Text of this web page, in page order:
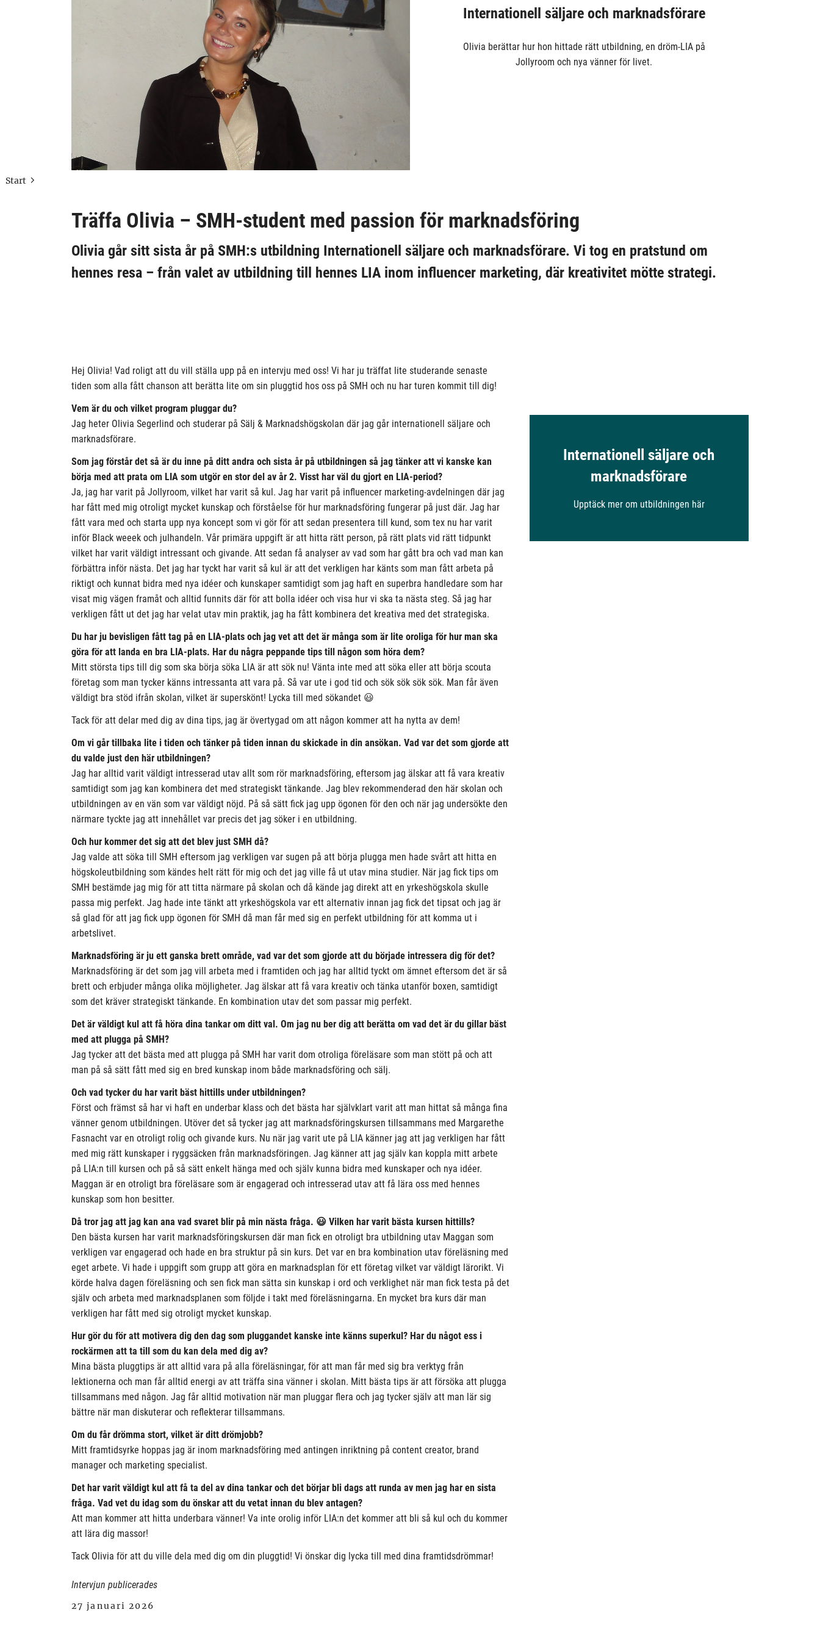
Start
Internationell säljare och marknadsförare
Olivia berättar hur hon hittade rätt utbildning, en dröm-LIA på
Jollyroom och nya vänner för livet.
Träffa Olivia – SMH-student med passion för marknadsföring
Olivia går sitt sista år på SMH:s utbildning Internationell säljare och marknadsförare. Vi tog en pratstund om
hennes resa – från valet av utbildning till hennes LIA inom influencer marketing, där kreativitet mötte strategi.
Hej Olivia! Vad roligt att du vill ställa upp på en intervju med oss! Vi har ju träffat lite studerande senaste
tiden som alla fått chanson att berätta lite om sin pluggtid hos oss på SMH och nu har turen kommit till dig!
Vem är du och vilket program pluggar du?
Jag heter Olivia Segerlind och studerar på Sälj & Marknadshögskolan där jag går internationell säljare och
marknadsförare.
Som jag förstår det så är du inne på ditt andra och sista år på utbildningen så jag tänker att vi kanske kan
börja med att prata om LIA som utgör en stor del av år 2. Visst har väl du gjort en LIA-period?
Ja, jag har varit på Jollyroom, vilket har varit så kul. Jag har varit på influencer marketing-avdelningen där jag
har fått med mig otroligt mycket kunskap och förståelse för hur marknadsföring fungerar på just där. Jag har
fått vara med och starta upp nya koncept som vi gör för att sedan presentera till kund, som tex nu har varit
inför Black weeek och julhandeln. Vår primära uppgift är att hitta rätt person, på rätt plats vid rätt tidpunkt
vilket har varit väldigt intressant och givande. Att sedan få analyser av vad som har gått bra och vad man kan
förbättra inför nästa. Det jag har tyckt har varit så kul är att det verkligen har känts som man fått arbeta på
riktigt och kunnat bidra med nya idéer och kunskaper samtidigt som jag haft en superbra handledare som har
visat mig vägen framåt och alltid funnits där för att bolla idéer och visa hur vi ska ta nästa steg. Så jag har
verkligen fått ut det jag har velat utav min praktik, jag ha fått kombinera det kreativa med det strategiska.
Du har ju bevisligen fått tag på en LIA-plats och jag vet att det är många som är lite oroliga för hur man ska
göra för att landa en bra LIA-plats. Har du några peppande tips till någon som höra dem?
Mitt största tips till dig som ska börja söka LIA är att sök nu! Vänta inte med att söka eller att börja scouta
företag som man tycker känns intressanta att vara på. Så var ute i god tid och sök sök sök sök. Man får även
väldigt bra stöd ifrån skolan, vilket är superskönt! Lycka till med sökandet 😃
Tack för att delar med dig av dina tips, jag är övertygad om att någon kommer att ha nytta av dem!
Om vi går tillbaka lite i tiden och tänker på tiden innan du skickade in din ansökan. Vad var det som gjorde att
du valde just den här utbildningen?
Jag har alltid varit väldigt intresserad utav allt som rör marknadsföring, eftersom jag älskar att få vara kreativ
samtidigt som jag kan kombinera det med strategiskt tänkande. Jag blev rekommenderad den här skolan och
utbildningen av en vän som var väldigt nöjd. På så sätt fick jag upp ögonen för den och när jag undersökte den
närmare tyckte jag att innehållet var precis det jag söker i en utbildning.
Och hur kommer det sig att det blev just SMH då?
Jag valde att söka till SMH eftersom jag verkligen var sugen på att börja plugga men hade svårt att hitta en
högskoleutbildning som kändes helt rätt för mig och det jag ville få ut utav mina studier. När jag fick tips om
SMH bestämde jag mig för att titta närmare på skolan och då kände jag direkt att en yrkeshögskola skulle
passa mig perfekt. Jag hade inte tänkt att yrkeshögskola var ett alternativ innan jag fick det tipsat och jag är
så glad för att jag fick upp ögonen för SMH då man får med sig en perfekt utbildning för att komma ut i
arbetslivet.
Marknadsföring är ju ett ganska brett område, vad var det som gjorde att du började intressera dig för det?
Marknadsföring är det som jag vill arbeta med i framtiden och jag har alltid tyckt om ämnet eftersom det är så
brett och erbjuder många olika möjligheter. Jag älskar att få vara kreativ och tänka utanför boxen, samtidigt
som det kräver strategiskt tänkande. En kombination utav det som passar mig perfekt.
Det är väldigt kul att få höra dina tankar om ditt val. Om jag nu ber dig att berätta om vad det är du gillar bäst
med att plugga på SMH?
Jag tycker att det bästa med att plugga på SMH har varit dom otroliga föreläsare som man stött på och att
man på så sätt fått med sig en bred kunskap inom både marknadsföring och sälj.
Och vad tycker du har varit bäst hittills under utbildningen?
Först och främst så har vi haft en underbar klass och det bästa har självklart varit att man hittat så många fina
vänner genom utbildningen. Utöver det så tycker jag att marknadsföringskursen tillsammans med Margarethe
Fasnacht var en otroligt rolig och givande kurs. Nu när jag varit ute på LIA känner jag att jag verkligen har fått
med mig rätt kunskaper i ryggsäcken från marknadsföringen. Jag känner att jag själv kan koppla mitt arbete
på LIA:n till kursen och på så sätt enkelt hänga med och själv kunna bidra med kunskaper och nya idéer.
Maggan är en otroligt bra föreläsare som är engagerad och intresserad utav att få lära oss med hennes
kunskap som hon besitter.
Då tror jag att jag kan ana vad svaret blir på min nästa fråga. 😃 Vilken har varit bästa kursen hittills?
Den bästa kursen har varit marknadsföringskursen där man fick en otroligt bra utbildning utav Maggan som
verkligen var engagerad och hade en bra struktur på sin kurs. Det var en bra kombination utav föreläsning med
eget arbete. Vi hade i uppgift som grupp att göra en marknadsplan för ett företag vilket var väldigt lärorikt. Vi
körde halva dagen föreläsning och sen fick man sätta sin kunskap i ord och verklighet när man fick testa på det
själv och arbeta med marknadsplanen som följde i takt med föreläsningarna. En mycket bra kurs där man
verkligen har fått med sig otroligt mycket kunskap.
Hur gör du för att motivera dig den dag som pluggandet kanske inte känns superkul? Har du något ess i
rockärmen att ta till som du kan dela med dig av?
Mina bästa pluggtips är att alltid vara på alla föreläsningar, för att man får med sig bra verktyg från
lektionerna och man får alltid energi av att träffa sina vänner i skolan. Mitt bästa tips är att försöka att plugga
tillsammans med någon. Jag får alltid motivation när man pluggar flera och jag tycker själv att man lär sig
bättre när man diskuterar och reflekterar tillsammans.
Om du får drömma stort, vilket är ditt drömjobb?
Mitt framtidsyrke hoppas jag är inom marknadsföring med antingen inriktning på content creator, brand
manager och marketing specialist.
Det har varit väldigt kul att få ta del av dina tankar och det börjar bli dags att runda av men jag har en sista
fråga. Vad vet du idag som du önskar att du vetat innan du blev antagen?
Att man kommer att hitta underbara vänner! Va inte orolig inför LIA:n det kommer att bli så kul och du kommer
att lära dig massor!
Tack Olivia för att du ville dela med dig om din pluggtid! Vi önskar dig lycka till med dina framtidsdrömmar!
Intervjun publicerades
27 januari 2026
Internationell säljare och
marknadsförare
Upptäck mer om utbildningen här